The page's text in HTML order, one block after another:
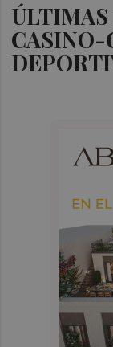
CASINO-